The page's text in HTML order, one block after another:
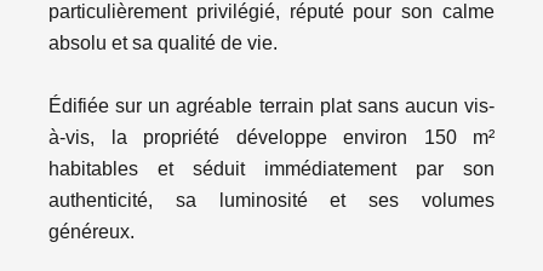
particulièrement privilégié, réputé pour son calme
absolu et sa qualité de vie.
Édifiée sur un agréable terrain plat sans aucun vis-
à-vis, la propriété développe environ 150 m²
habitables et séduit immédiatement par son
authenticité, sa luminosité et ses volumes
généreux.